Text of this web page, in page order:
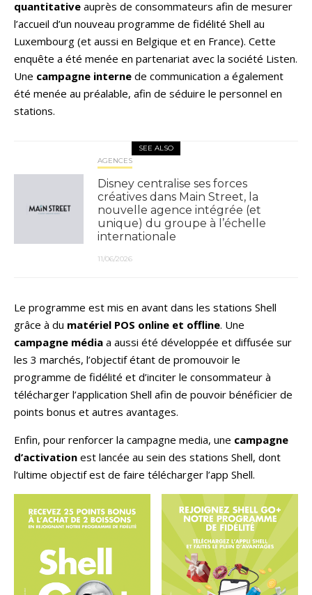
quantitative auprès de consommateurs afin de mesurer
l’accueil d’un nouveau programme de fidélité Shell au
Luxembourg (et aussi en Belgique et en France). Cette
enquête a été menée en partenariat avec la société Listen.
Une campagne interne de communication a également
été menée au préalable, afin de séduire le personnel en
stations.
SEE ALSO
AGENCES
Disney centralise ses forces
créatives dans Main Street, la
nouvelle agence intégrée (et
unique) du groupe à l’échelle
internationale
11/06/2026
Le programme est mis en avant dans les stations Shell
grâce à du matériel POS online et offline. Une
campagne média a aussi été développée et diffusée sur
les 3 marchés, l’objectif étant de promouvoir le
programme de fidélité et d’inciter le consommateur à
télécharger l’application Shell afin de pouvoir bénéficier de
points bonus et autres avantages.
Enfin, pour renforcer la campagne media, une campagne
d’activation est lancée au sein des stations Shell, dont
l’ultime objectif est de faire télécharger l’app Shell.